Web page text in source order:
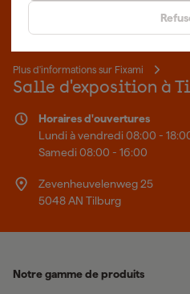
Des outils professionnels et des
sommes le spécialiste en ligne,
Plus d'informations sur Fixami
Salle d'exposition à
Horaires d'ouvertures
Lundi à vendredi 08:00 -
Samedi 08:00 - 16:00
Zevenheuvelenweg 25
5048 AN Tilburg
Notre gamme de produits